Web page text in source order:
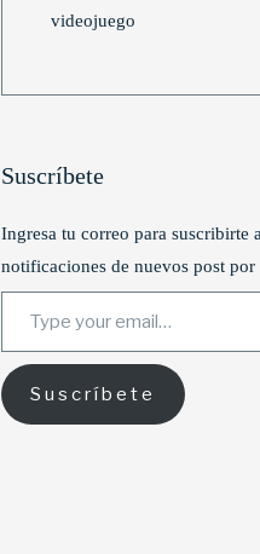
videojuego
Suscríbete
Ingresa tu correo para suscribirte
notificaciones de nuevos post por
Type your email…
Suscríbete